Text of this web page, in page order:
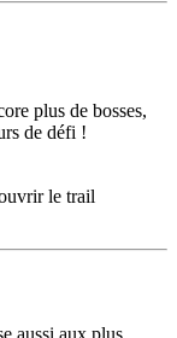
plus de bosses,
de défi !
le trail
aussi aux plus